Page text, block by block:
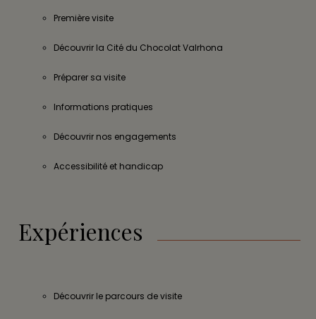
Première visite
Découvrir la Cité du Chocolat Valrhona
Préparer sa visite
Informations pratiques
Découvrir nos engagements
Accessibilité et handicap
Expériences
Découvrir le parcours de visite